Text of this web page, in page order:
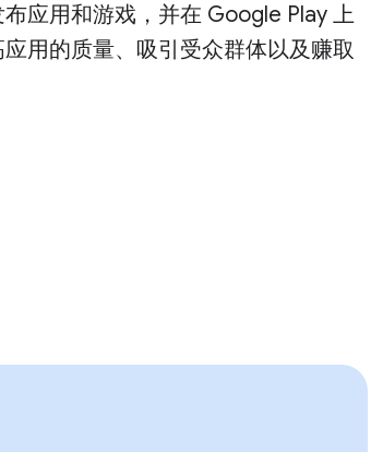
应用和游戏，并在 Google Play 上
用的质量、吸引受众群体以及赚取